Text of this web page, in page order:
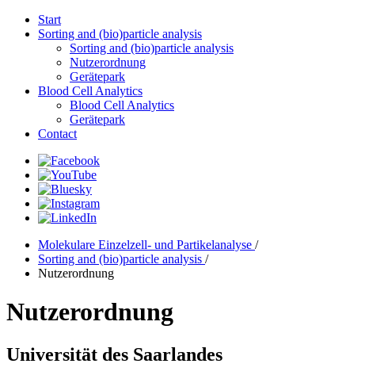
Start
Sorting and (bio)particle analysis
Sorting and (bio)particle analysis
Nutzerordnung
Gerätepark
Blood Cell Analytics
Blood Cell Analytics
Gerätepark
Contact
Molekulare Einzelzell- und Partikelanalyse /
Sorting and (bio)particle analysis /
Nutzerordnung
Nutzerordnung
Universität des Saarlandes